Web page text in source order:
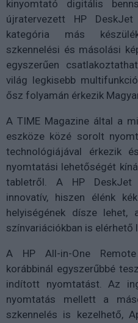
kinyomtató digitális
újratervezett HP
kategória más
szkennelési és másolási
egyszerűen
világ legkisebb
ősz folyamán érkezik
A TIME Magazine által a
eszköze közé sorolt
technológiájával érkezik
nyomtatási lehetőségét
tabletről. A HP DeskJet
innovatív, hiszen élénk
helyiségének dísze lehet,
színvariációkban is elérhető
A HP All-in-One
korábbinál egyszerűbbé
indított nyomtatást. Az
nyomtatás mellett a
szkennelés is kezelhető,